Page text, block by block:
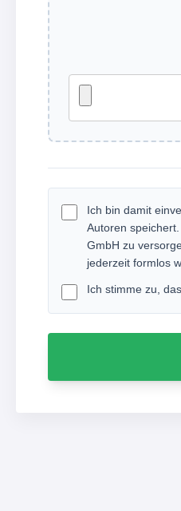
Ich bin damit
Autoren
GmbH zu
jederzeit formlos
Ich stimme zu,